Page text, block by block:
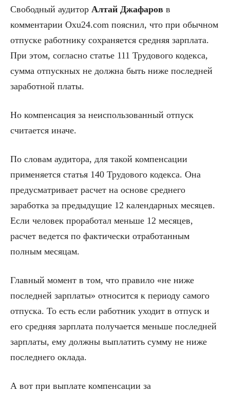
Свободный аудитор Алтай Джафаров в
комментарии Oxu24.com пояснил, что при обычном
отпуске работнику сохраняется средняя зарплата.
При этом, согласно статье 111 Трудового кодекса,
сумма отпускных не должна быть ниже последней
заработной платы.
Но компенсация за неиспользованный отпуск
считается иначе.
По словам аудитора, для такой компенсации
применяется статья 140 Трудового кодекса. Она
предусматривает расчет на основе среднего
заработка за предыдущие 12 календарных месяцев.
Если человек проработал меньше 12 месяцев,
расчет ведется по фактически отработанным
полным месяцам.
Главный момент в том, что правило «не ниже
последней зарплаты» относится к периоду самого
отпуска. То есть если работник уходит в отпуск и
его средняя зарплата получается меньше последней
зарплаты, ему должны выплатить сумму не ниже
последнего оклада.
А вот при выплате компенсации за